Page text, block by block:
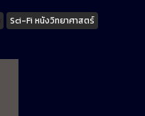
Sci-Fi หนังวิทยาศาสตร์